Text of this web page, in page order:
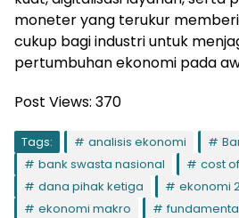
moneter yang terukur
cukup bagi industri untuk
pertumbuhan ekonomi pada
Post Views: 370
Tags: analisis ekonomi
bank swasta nasional
cost
dana pihak ketiga
ekonomi
ekonomi makro